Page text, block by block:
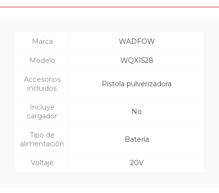
Marca WADFOW
Modelo WQX1528
Accesorios
incluidos
Pistola pulverizadora
Incluye
cargador
No
Tipo de
alimentación
Batería
Voltaje 20V